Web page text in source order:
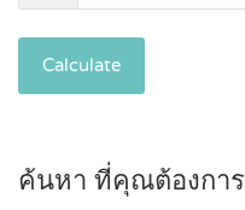
Calculate
ค้นหา ที่คุณต้องการ